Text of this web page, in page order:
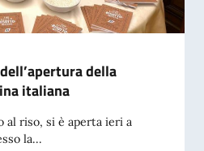
della
italiana
al riso, si è aperta ieri a
la...